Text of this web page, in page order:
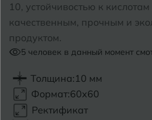
10, устойчивостью к кислотам
качественным, прочным и
продуктом.
5 человек в данный момент
Толщина:10 мм
Формат:60x60
Ректификат
Белореченск
Боровичи
Бугульма
Бугуруслан